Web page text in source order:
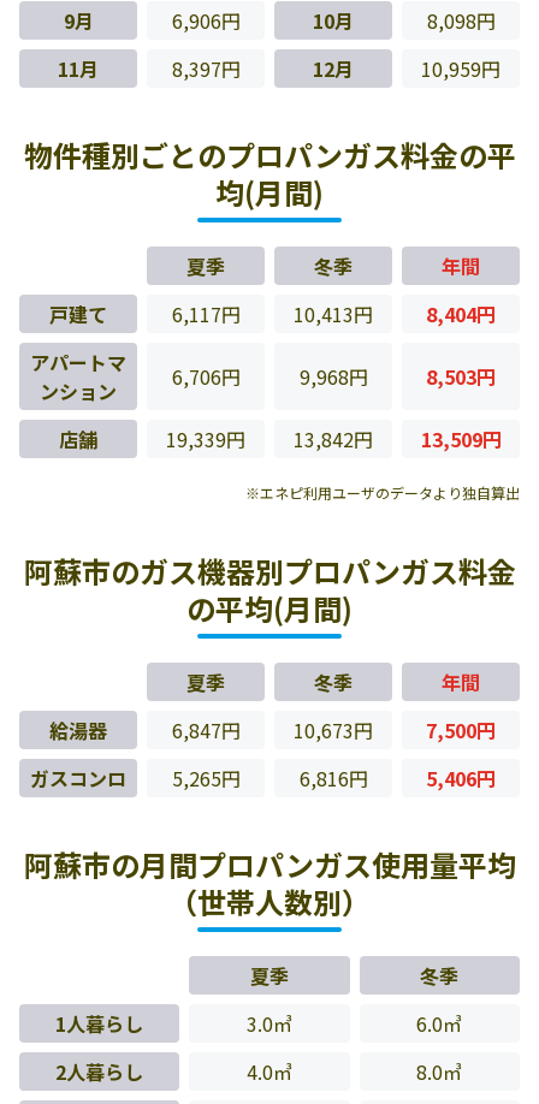
9月
6,906円 10月
8,098円
11月
8,397円 12月 10,959円
物件種別ごとのプロパンガス料金の平
均(月間)
夏季 冬季
年間
戸建て
6,117円 10,413円
8,404円
アパートマ
ンション
6,706円 9,968円 8,503円
店舗 19,339円 13,842円 13,509円
※エネピ利用ユーザのデータより独自算出
阿蘇市のガス機器別プロパンガス料金
の平均(月間)
夏季 冬季
年間
給湯器
6,847円 10,673円
7,500円
ガスコンロ
5,265円 6,816円 5,406円
阿蘇市の月間プロパンガス使用量平均
（世帯人数別）
夏季
冬季
1人暮らし
3.0㎥
6.0㎥
2人暮らし
4.0㎥
8.0㎥